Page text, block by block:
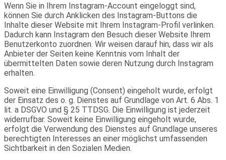
Wenn Sie in Ihrem Instagram-Account eingeloggt sind,
können Sie durch Anklicken des Instagram-Buttons die
Inhalte dieser Website mit Ihrem Instagram-Profil verlinken.
Dadurch kann Instagram den Besuch dieser Website Ihrem
Benutzerkonto zuordnen. Wir weisen darauf hin, dass wir als
Anbieter der Seiten keine Kenntnis vom Inhalt der
übermittelten Daten sowie deren Nutzung durch Instagram
erhalten.
Soweit eine Einwilligung (Consent) eingeholt wurde, erfolgt
der Einsatz des o. g. Dienstes auf Grundlage von Art. 6 Abs. 1
lit. a DSGVO und § 25 TTDSG. Die Einwilligung ist jederzeit
widerrufbar. Soweit keine Einwilligung eingeholt wurde,
erfolgt die Verwendung des Dienstes auf Grundlage unseres
berechtigten Interesses an einer möglichst umfassenden
Sichtbarkeit in den Sozialen Medien.